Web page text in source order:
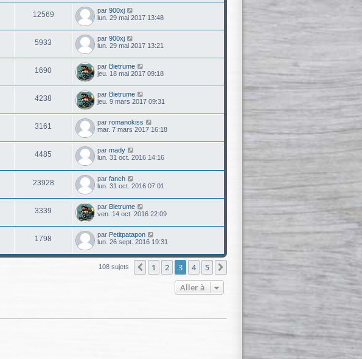
12569 par 900xj
lun. 29 mai 2017 13:48
5933 par 900xj
lun. 29 mai 2017 13:21
1690 par Bietrume
jeu. 18 mai 2017 09:18
4238 par Bietrume
jeu. 9 mars 2017 09:31
3161 par romanokiss
mar. 7 mars 2017 16:18
4485 par mady
lun. 31 oct. 2016 14:16
23928 par fanch
lun. 31 oct. 2016 07:01
3339 par Bietrume
ven. 14 oct. 2016 22:09
1798 par Petitpatapon
lun. 26 sept. 2016 19:31
108 sujets Précédente
1 2 3 4 5
Aller à